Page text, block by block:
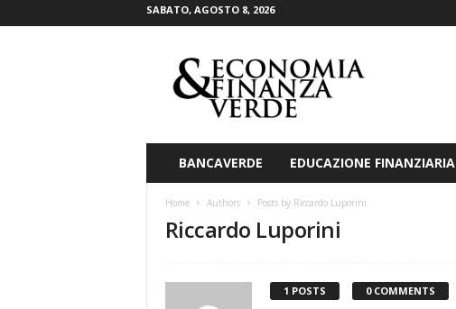
SABATO, AGOSTO 8, 2026
BANCAVERDE EDUCAZIONE FINANZIARIA
Home Authors Posts by Riccardo Luporini
Riccardo Luporini
1 POSTS 0 COMMENTS